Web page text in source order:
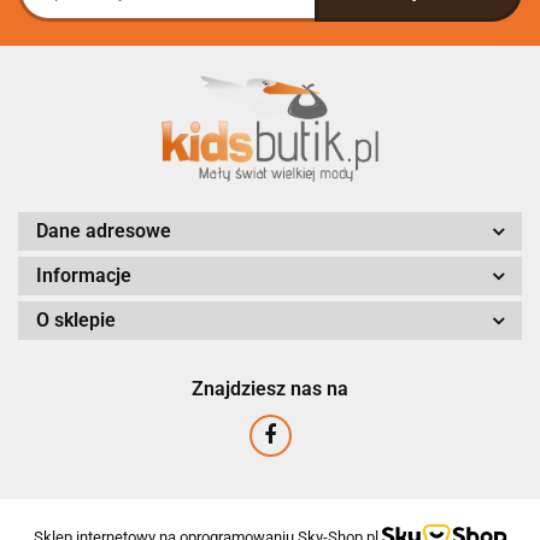
Dane adresowe
Informacje
O sklepie
Znajdziesz nas na